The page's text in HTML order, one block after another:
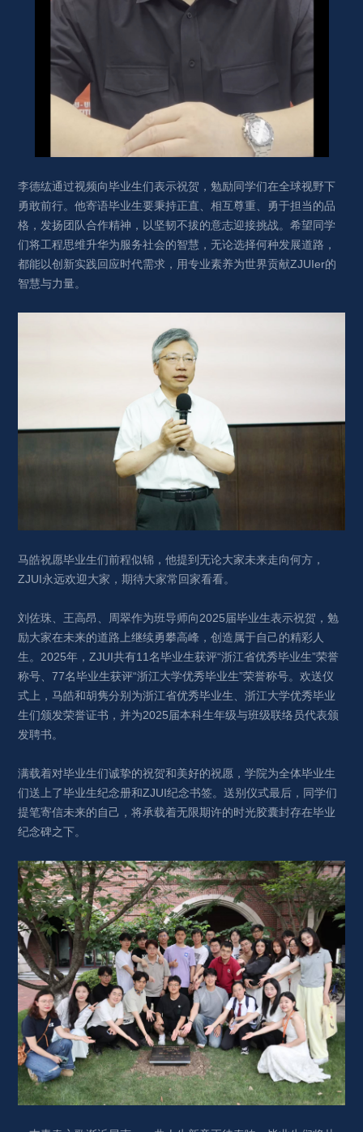
李德纮通过视频向毕业生们表示祝贺，勉励同学们在全球视野下
勇敢前行。他寄语毕业生要秉持正直、相互尊重、勇于担当的品
格，发扬团队合作精神，以坚韧不拔的意志迎接挑战。希望同学
们将工程思维升华为服务社会的智慧，无论选择何种发展道路，
都能以创新实践回应时代需求，用专业素养为世界贡献ZJUIer的
智慧与力量。
马皓祝愿毕业生们前程似锦，他提到无论大家未来走向何方，
ZJUI永远欢迎大家，期待大家常回家看看。
刘佐珠、王高昂、周翠作为班导师向2025届毕业生表示祝贺，勉
励大家在未来的道路上继续勇攀高峰，创造属于自己的精彩人
生。2025年，ZJUI共有11名毕业生获评“浙江省优秀毕业生”荣誉
称号、77名毕业生获评“浙江大学优秀毕业生”荣誉称号。欢送仪
式上，马皓和胡隽分别为浙江省优秀毕业生、浙江大学优秀毕业
生们颁发荣誉证书，并为2025届本科生年级与班级联络员代表颁
发聘书。
满载着对毕业生们诚挚的祝贺和美好的祝愿，学院为全体毕业生
们送上了毕业生纪念册和ZJUI纪念书签。送别仪式最后，同学们
提笔寄信未来的自己，将承载着无限期许的时光胶囊封存在毕业
纪念碑之下。